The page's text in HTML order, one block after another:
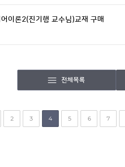
이론2(진기행 교수님)교재 구매
전체목록
2 3 4 5 6 7